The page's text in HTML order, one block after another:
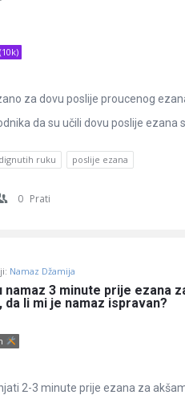
za dovu poslije proucenog
da su učili dovu poslije ezana
ruku poslije ezana
0 Prati
Namaz Džamija
3 minute prije ezana
li mi je namaz ispravan?
2-3 minute prije ezana za